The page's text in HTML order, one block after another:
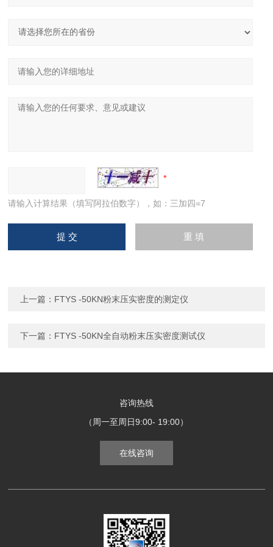
请输入计算结果（填写阿拉伯数字），如：三加四=7
上一篇： FTYS -50KN粉末压实密度的测定仪
下一篇： FTYS -50KN全自动粉末压实密度测试仪
咨询热线
（周一至周日9:00- 19:00）
在线咨询